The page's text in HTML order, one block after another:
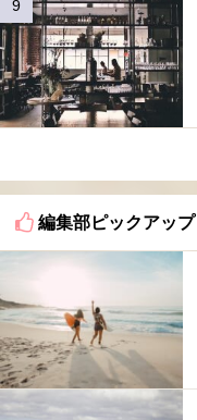
編集部ピックアップ